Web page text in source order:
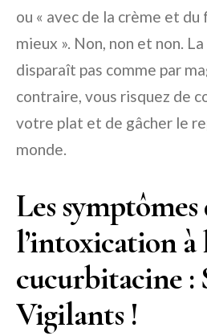
ou « avec de la crème et du
mieux ». Non, non et non.
disparaît pas comme par
contraire, vous risquez de
votre plat et de gâcher le
monde.
Les symptômes
l’intoxication à
cucurbitacine :
Vigilants !